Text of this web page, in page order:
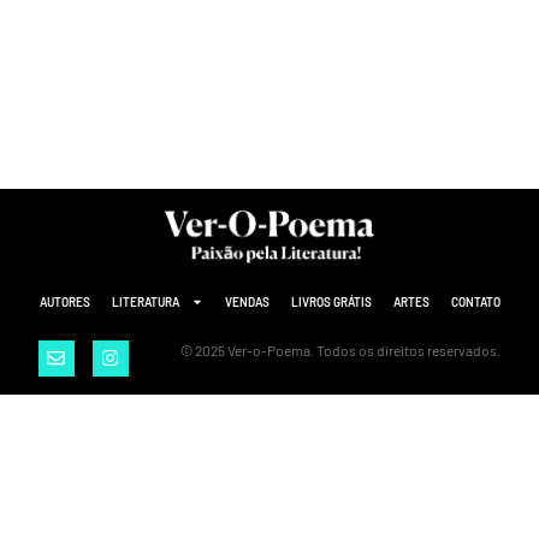
AUTORES LITERATURA VENDAS LIVROS GRÁTIS ARTES CONTATO
© 2025 Ver-o-Poema. Todos os direitos reservados.